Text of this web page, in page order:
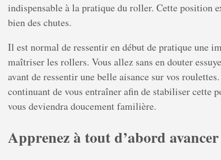
indispensable à la pratique du roller. Cette position
bien des chutes.
Il est normal de ressentir en début de pratique une
maîtriser les rollers. Vous allez sans en douter
avant de ressentir une belle aisance sur vos
continuant de vous entraîner afin de stabiliser cette
vous deviendra doucement familière.
Apprenez à tout d’abord